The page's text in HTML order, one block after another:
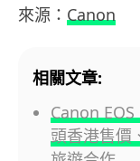
來源： Canon
相關文章:
Canon
頭香港售價